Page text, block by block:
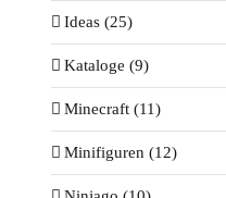
Ideas (25)
Kataloge (9)
Minecraft (11)
Minifiguren (12)